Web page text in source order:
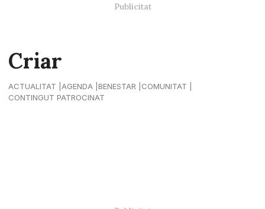
Criar
ACTUALITAT AGENDA BENESTAR
COMUNITAT
CONTINGUT PATROCINAT